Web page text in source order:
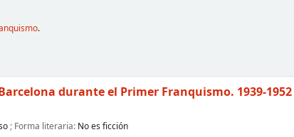
.
durante el Primer Franquismo. 1939-1952
; Forma literaria: No es ficción